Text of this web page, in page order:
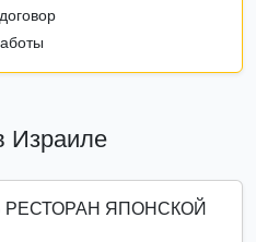
Израиле
ЯПОНСКОЙ